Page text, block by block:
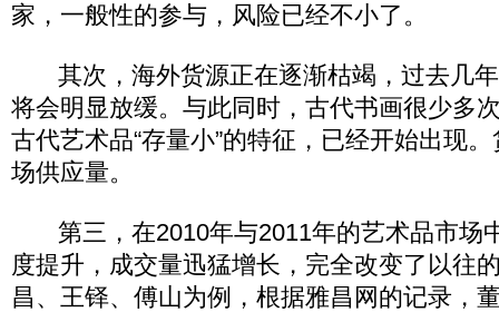
家，一般性的参与，风险已经不小了。
其次，海外货源正在逐渐枯竭，过去几年
将会明显放缓。与此同时，古代书画很少多
古代艺术品“存量小”的特征，已经开始出现
场供应量。
第三，在2010年与2011年的艺术品市场
度提升，成交量迅猛增长，完全改变了以往
昌、王铎、傅山为例，根据雅昌网的记录，